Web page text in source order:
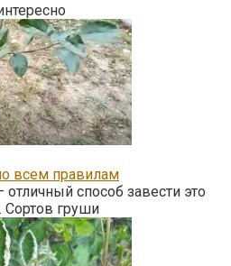
всем правилам
способ завести это
Сортов груши